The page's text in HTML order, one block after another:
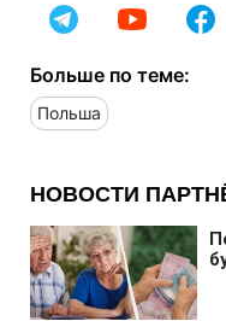
Больше по теме:
Польша